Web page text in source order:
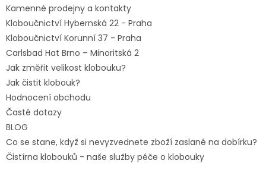
Kamenné prodejny a kontakty
Kloboučnictví Hybernská 22 - Praha
Kloboučnictví Korunní 37 - Praha
Carlsbad Hat Brno – Minoritská 2
Jak změřit velikost klobouku?
Jak čistit klobouk?
Hodnocení obchodu
Časté dotazy
BLOG
Co se stane, když si nevyzvednete zboží zaslané na dobírku?
Čistírna klobouků - naše služby péče o klobouky